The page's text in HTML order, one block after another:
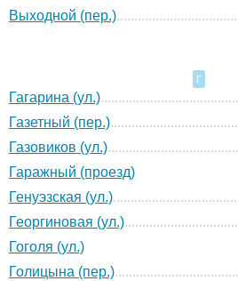
Выходной (пер.)
Г
Гагарина (ул.)
Газетный (пер.)
Газовиков (ул.)
Гаражный (проезд)
Генуэзская (ул.)
Георгиновая (ул.)
Гоголя (ул.)
Голицына (пер.)